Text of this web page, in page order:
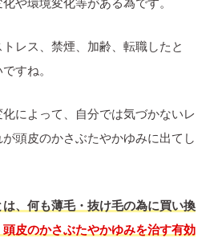
や環境変化等がある為です。
レス、禁煙、加齢、転職したと
すね。
によって、自分では気づかないレ
頭皮のかさぶたやかゆみに出てし
、何も薄毛・抜け毛の為に買い換
頭皮のかさぶたやかゆみを治す有効